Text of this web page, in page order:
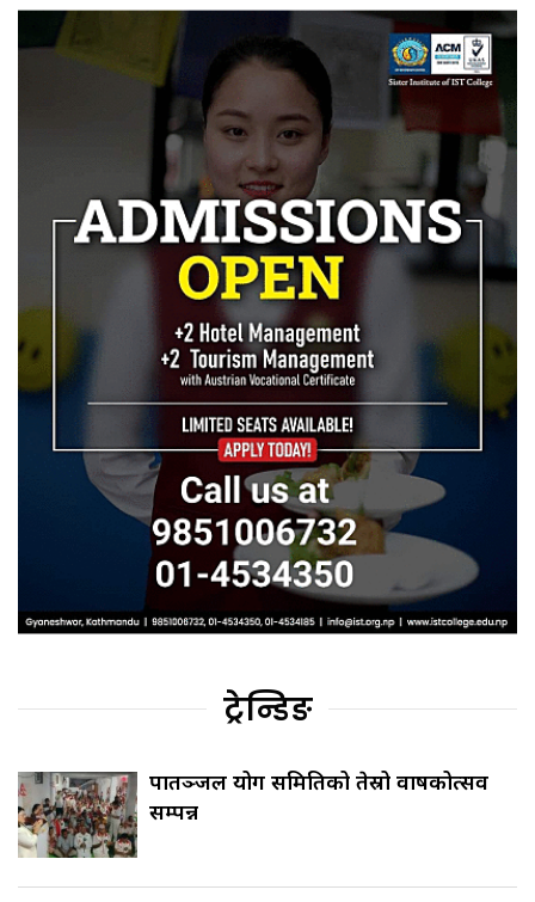
ट्रेन्डिङ
पातञ्जल योग समितिको तेस्रो वार्षिकोत्सव
सम्पन्न